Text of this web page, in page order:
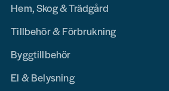
Hem, Skog & Trädgård
Tillbehör & Förbrukning
Byggtillbehör
El & Belysning